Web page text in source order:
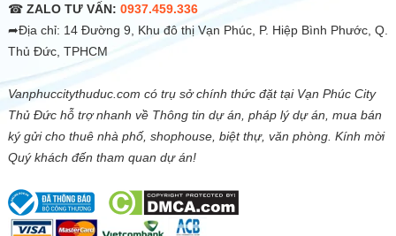
☎ ZALO TƯ VẤN: 0937.459.336
➦Địa chỉ: 14 Đường 9, Khu đô thị Vạn Phúc, P. Hiệp Bình Phước, Q.
Thủ Đức, TPHCM
Vanphuccitythuduc.com có trụ sở chính thức đặt tại Vạn Phúc City
Thủ Đức hỗ trợ nhanh về Thông tin dự án, pháp lý dự án, mua bán
ký gửi cho thuê nhà phố, shophouse, biệt thự, văn phòng. Kính mời
Quý khách đến tham quan dự án!